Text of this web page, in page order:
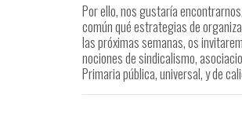
Por ello, nos gustaría
común qué estrategias de
las próximas semanas, os
nociones de sindicalismo,
Primaria pública, universal, y de